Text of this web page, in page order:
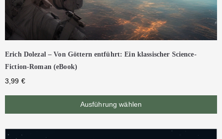
Erich Dolezal – Von Göttern entführt: Ein klassischer Science-
Fiction-Roman (eBook)
3,99 €
Ausführung wählen